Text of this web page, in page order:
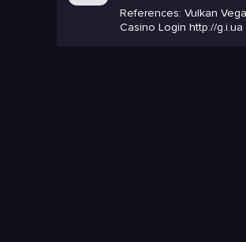
References: Vulkan Vegas
Casino Login http://g.i.ua